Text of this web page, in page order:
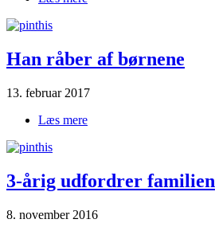
Han råber af børnene
13. februar 2017
Læs mere
3-årig udfordrer familien
8. november 2016